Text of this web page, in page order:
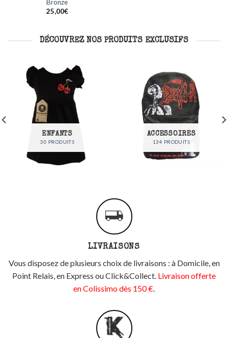
DÉCOUVREZ NOS PRODUITS EXCLUSIFS
ENFANTS
30 PRODUITS
ACCESSOIRES
134 PRODUITS
LIVRAISONS
Vous disposez de plusieurs choix de livraisons : à Domicile, en
Point Relais, en Express ou Click&Collect. Livraison offerte
en Colissimo dès 150 €